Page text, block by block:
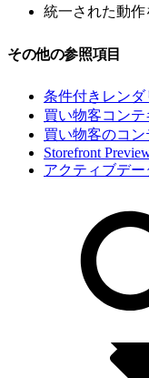
統一された動
その他の参照項目
条件付きレンダ
買い物客コン
買い物客のコン
Storefront
アクティブデー